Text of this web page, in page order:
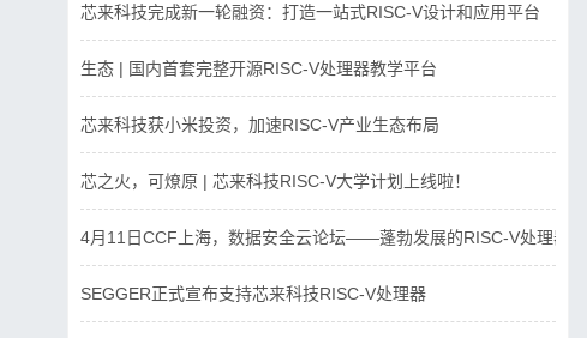
芯来科技完成新一轮融资：打造一站式RISC-V设计和应用平台
生态 | 国内首套完整开源RISC-V处理器教学平台
芯来科技获小米投资，加速RISC-V产业生态布局
芯之火，可燎原 | 芯来科技RISC-V大学计划上线啦！
4月11日CCF上海，数据安全云论坛——蓬勃发展的RISC-V处理器
SEGGER正式宣布支持芯来科技RISC-V处理器